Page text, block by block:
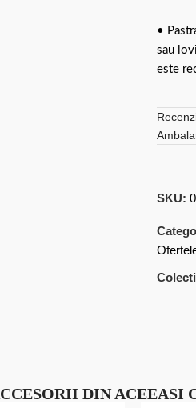
•
sau
este
SKU:
DIN ACEEASI